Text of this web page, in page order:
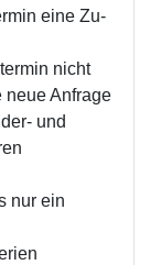
eine Zu-
nicht
neue Anfrage
und
nur ein